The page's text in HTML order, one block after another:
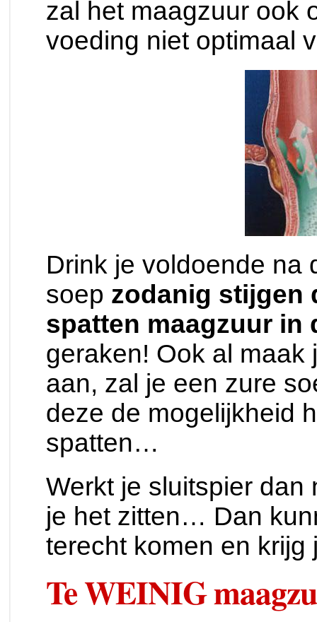
zal het maagzuur ook
voeding niet optimaal
Drink je voldoende na
soep zodanig stijgen
spatten maagzuur in
geraken! Ook al
aan, zal je een zure
deze de mogelijkheid
spatten…
Werkt je sluitspier dan
je het zitten… Dan
terecht komen en krijg
Te WEINIG